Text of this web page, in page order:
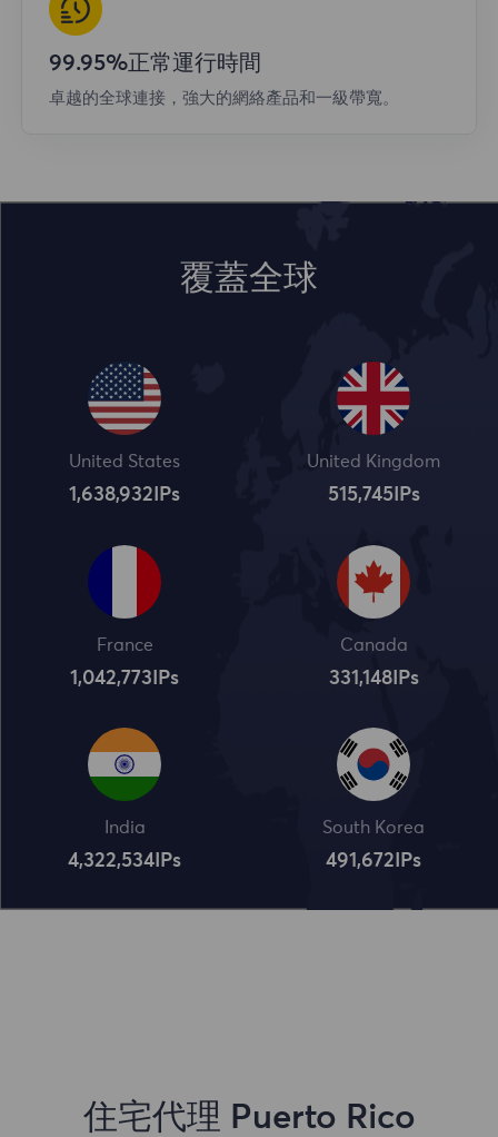
99.95%正常運行時間
卓越的全球連接，強大的網絡產品和一級帶寬。
覆蓋全球
United States
1,638,932 IPs
United Kingdom
515,745IPs
France
1,042,773 IPs
Canada
331,148IPs
India
4,322,534 IPs
South Korea
491,672 IPs
住宅代理 Puerto Rico